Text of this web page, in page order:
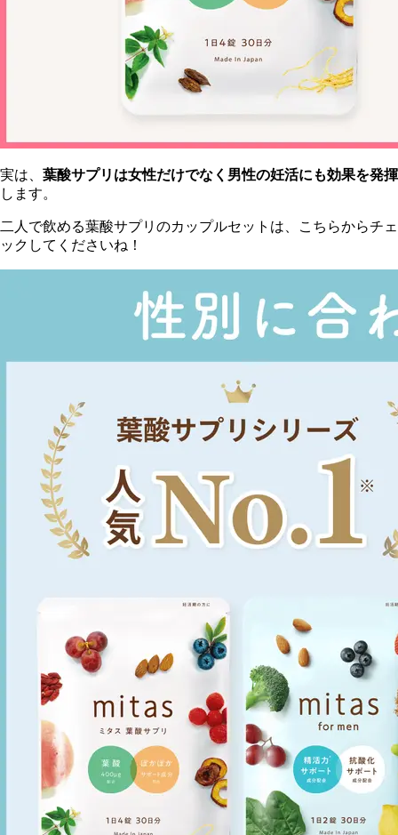
実は、 葉酸サプリは女性だけでなく男性の妊活にも効果を発揮
します。
二人で飲める葉酸サプリのカップルセットは、こちらからチェ
ックしてくださいね！